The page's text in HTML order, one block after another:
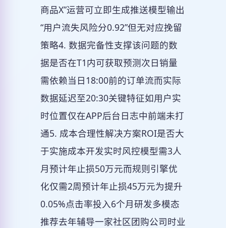
商品X”运营可立即生成推送模型输出
“用户流失风险分0.92”但无对应挽留
策略4. 数据完备性支撑该问题的数
据是否在T1内可获取预测次日销量
需依赖当日18:00前的订单流而实际
数据延迟至20:30关键特征如用户实
时位置仅在APP后台日志中前端未打
通5. 成本合理性解决方案ROI是否大
于实施成本开发实时风控模型需3人
月预计年止损50万元而规则引擎优
化仅需2周预计年止损45万元为提升
0.05%点击率投入6个月研发多模态
推荐去年辅导一家社区团购公司时业